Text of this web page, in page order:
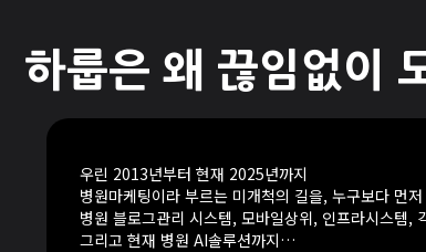
하룹은 왜 끊임없이
우린 2013년부터 현재 2025년까지
병원마케팅이라 부르는 미개척의 길을, 누구보다 먼
병원 블로그관리 시스템, 모바일상위, 인프라시스템,
그리고 현재 병원 AI솔루션까지…